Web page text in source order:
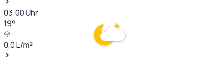
03:00Uhr
19°
0,0L/m²